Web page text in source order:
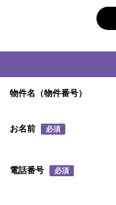
物件名（物件番号）
お名前 必須
電話番号 必須